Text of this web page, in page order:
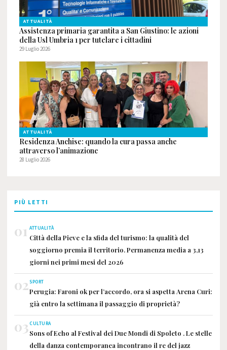
ATTUALITÀ
Assistenza primaria garantita a San Giustino: le azioni
della Usl Umbria 1 per tutelare i cittadini
29 Luglio 2026
ATTUALITÀ
Residenza Anchise: quando la cura passa anche
attraverso l’animazione
28 Luglio 2026
PIÙ LETTI
01 ATTUALITÀ
Città della Pieve e la sfida del turismo: la qualità del
soggiorno premia il territorio. Permanenza media a 3,13
giorni nei primi mesi del 2026
02SPORT
Perugia: Faroni ok per l’accordo, ora si aspetta Arena Curi:
già entro la settimana il passaggio di proprietà?
03CULTURA
Sons of Echo al Festival dei Due Mondi di Spoleto . Le stelle
della danza contemporanea incontrano il re del jazz